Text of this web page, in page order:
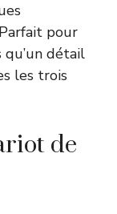
pour
qu’un détail
les trois
de